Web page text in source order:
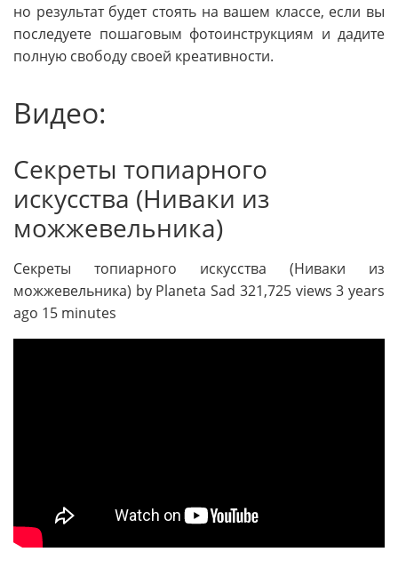
но результат будет стоять на вашем классе, если вы
последуете пошаговым фотоинструкциям и дадите
полную свободу своей креативности.
Видео:
Секреты топиарного
искусства (Ниваки из
можжевельника)
Секреты топиарного искусства (Ниваки из
можжевельника) by Planeta Sad 321,725 views 3 years
ago 15 minutes